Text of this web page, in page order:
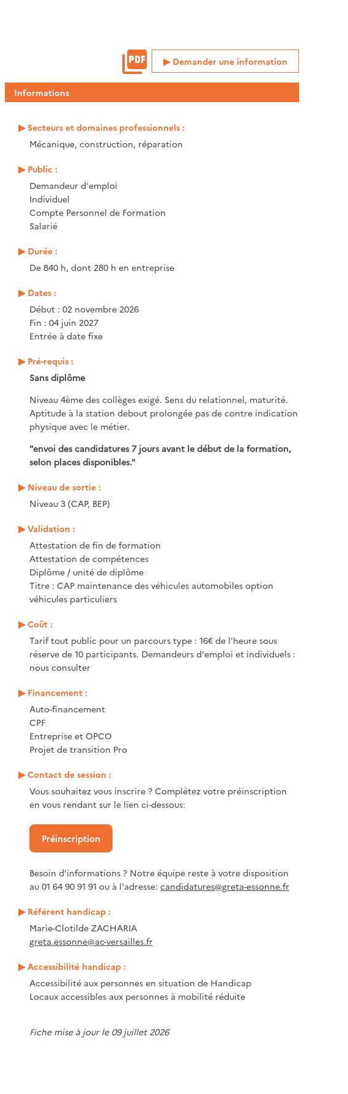
Demander une information
Informations
Secteurs et domaines professionnels :
Mécanique, construction, réparation
Public :
Demandeur d'emploi
Individuel
Compte Personnel de Formation
Salarié
Durée :
De 840 h, dont 280 h en entreprise
Dates :
Début : 02 novembre 2026
Fin : 04 juin 2027
Entrée à date fixe
Pré-requis :
Sans diplôme
Niveau 4ème des collèges exigé. Sens du relationnel, maturité.
Aptitude à la station debout prolongée pas de contre indication
physique avec le métier.
"envoi des candidatures 7 jours avant le début de la formation,
selon places disponibles."
Niveau de sortie :
Niveau 3 (CAP, BEP)
Validation :
Attestation de fin de formation
Attestation de compétences
Diplôme / unité de diplôme
Titre : CAP maintenance des véhicules automobiles option
véhicules particuliers
Coût :
Tarif tout public pour un parcours type : 16€ de l'heure sous
réserve de 10 participants. Demandeurs d'emploi et individuels :
nous consulter
Financement :
Auto-financement
CPF
Entreprise et OPCO
Projet de transition Pro
Contact de session :
Vous souhaitez vous inscrire ? Complétez votre préinscription
en vous rendant sur le lien ci-dessous:
Préinscription
Besoin d'informations ? Notre équipe reste à votre disposition
au 01 64 90 91 91 ou à l'adresse: candidatures@greta-essonne.fr
Référent handicap :
Marie-Clotilde ZACHARIA
greta.essonne@ac-versailles.fr
Accessibilité handicap :
Accessibilité aux personnes en situation de Handicap
Locaux accessibles aux personnes à mobilité réduite
Fiche mise à jour le 09 juillet 2026